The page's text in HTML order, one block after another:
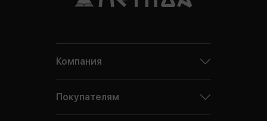
Компания
Покупателям